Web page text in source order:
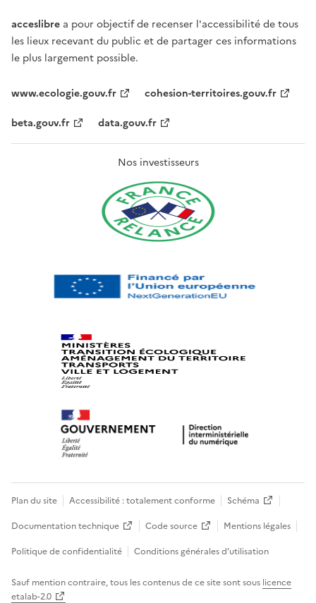
acceslibre a pour objectif de recenser l'accessibilité de tous
les lieux recevant du public et de partager ces informations
le plus largement possible.
www.ecologie.gouv.fr
cohesion-territoires.gouv.fr
beta.gouv.fr
data.gouv.fr
Nos investisseurs
Plan du site Accessibilité : totalement conforme
Schéma
Documentation technique
Code source
Mentions légales
Politique de confidentialité
Conditions générales d’utilisation
Sauf mention contraire, tous les contenus de ce site sont sous licence
etalab-2.0